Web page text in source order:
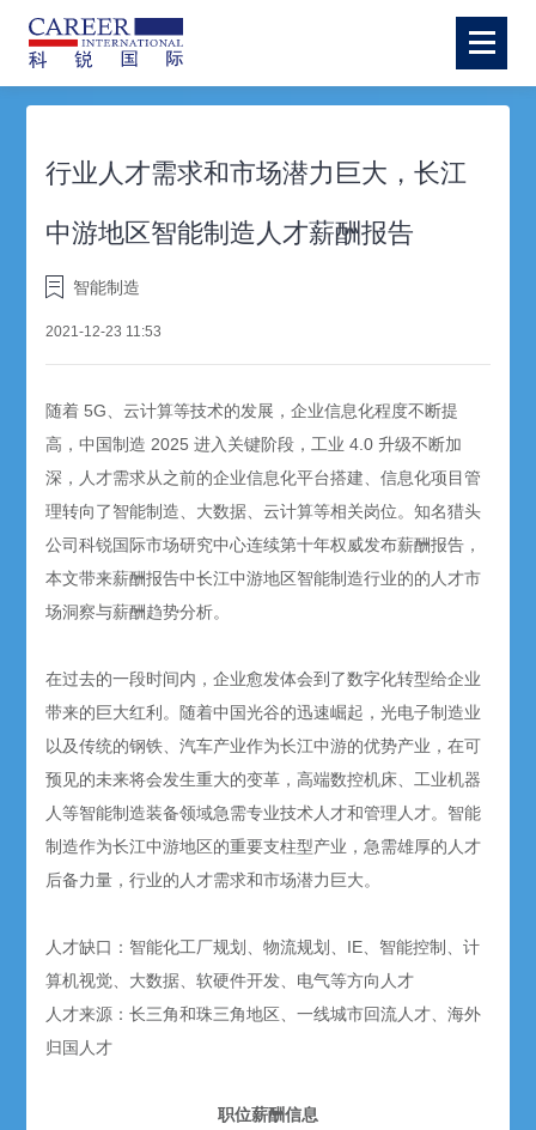
行业人才需求和市场潜力巨大，长江
中游地区智能制造人才薪酬报告
智能制造
2021-12-23 11:53
随着 5G、云计算等技术的发展，企业信息化程度不断提
高，中国制造 2025 进入关键阶段，工业 4.0 升级不断加
深，人才需求从之前的企业信息化平台搭建、信息化项目管
理转向了智能制造、大数据、云计算等相关岗位。知名猎头
公司科锐国际市场研究中心连续第十年权威发布薪酬报告，
本文带来薪酬报告中长江中游地区智能制造行业的的人才市
场洞察与薪酬趋势分析。
在过去的一段时间内，企业愈发体会到了数字化转型给企业
带来的巨大红利。随着中国光谷的迅速崛起，光电子制造业
以及传统的钢铁、汽车产业作为长江中游的优势产业，在可
预见的未来将会发生重大的变革，高端数控机床、工业机器
人等智能制造装备领域急需专业技术人才和管理人才。智能
制造作为长江中游地区的重要支柱型产业，急需雄厚的人才
后备力量，行业的人才需求和市场潜力巨大。
人才缺口：智能化工厂规划、物流规划、IE、智能控制、计
算机视觉、大数据、软硬件开发、电气等方向人才
人才来源：长三角和珠三角地区、一线城市回流人才、海外
归国人才
职位薪酬信息